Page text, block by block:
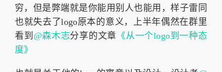
穷，但是弊端就是你能用别人也能用，样子雷同
也就失去了logo原本的意义，上半年偶然在群里
看到 @森木志分享的文章 《从一个logo到一种态
度》